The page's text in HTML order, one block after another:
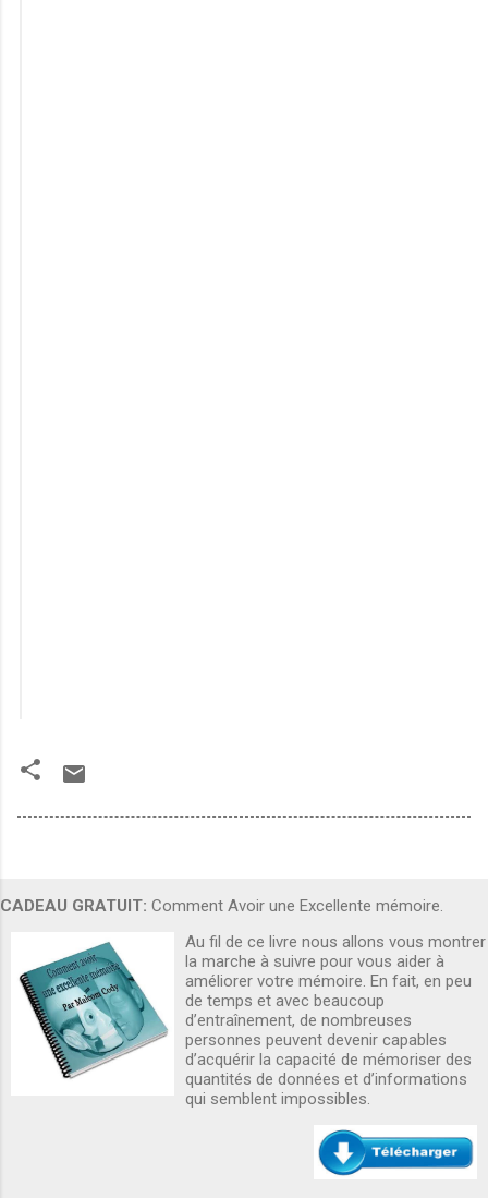
CADEAU GRATUIT: Comment Avoir une Excellente mémoire.
Au fil de ce livre nous allons vous montrer
la marche à suivre pour vous aider à
améliorer votre mémoire. En fait, en peu
de temps et avec beaucoup
d’entraînement, de nombreuses
personnes peuvent devenir capables
d’acquérir la capacité de mémoriser des
quantités de données et d’informations
qui semblent impossibles.